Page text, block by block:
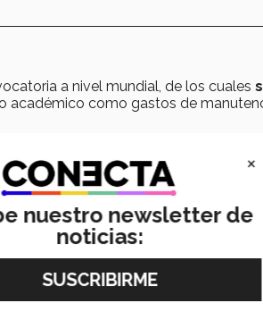
a nivel mundial, de los cuales
académico como gastos de
posgrado en el extranjero.
que esperar la oportunidad.
y gracias a Dios encontré este
×
nuestro newsletter de
noticias: